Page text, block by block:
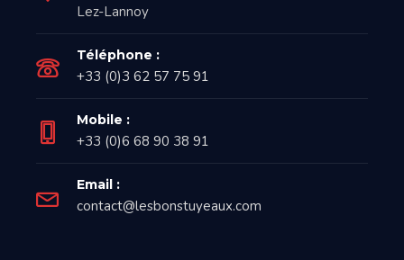
Lez-Lannoy
Téléphone :
+33 (0)3 62 57 75 91
Mobile :
+33 (0)6 68 90 38 91
Email :
contact@lesbonstuyeaux.com